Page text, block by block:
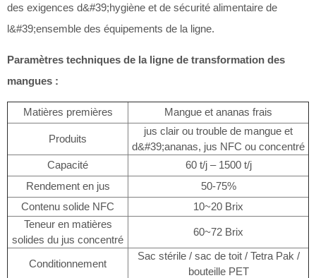
des exigences d&#39;hygiène et de sécurité alimentaire de
l&#39;ensemble des équipements de la ligne.
Paramètres techniques de la ligne de transformation des
mangues :
Matières premières Mangue et ananas frais
Produits
jus clair ou trouble de mangue et
d&#39;ananas, jus NFC ou concentré
Capacité
60 t/j – 1500 t/j
Rendement en jus
50-75%
Contenu solide NFC
10~20 Brix
Teneur en matières
solides du jus concentré
60~72 Brix
Conditionnement
Sac stérile / sac de toit / Tetra Pak /
bouteille PET